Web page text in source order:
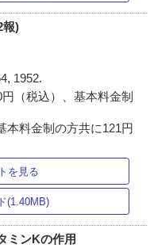
報)
1952.
（税込）、基本料金制
本料金制の方共に121円
を見る
(1.40MB)
ミンKの作用